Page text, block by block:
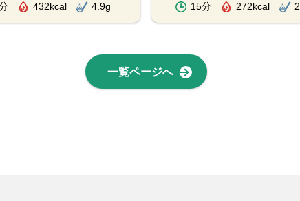
432kcal 4.9g 15分 272kcal
一覧ページへ